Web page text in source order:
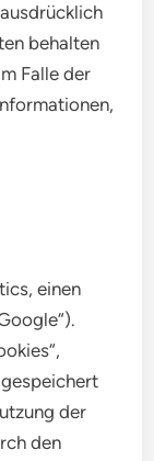
behalten
Falle der
einen
der
den